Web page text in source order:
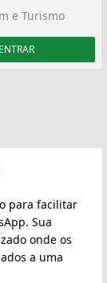
e Turismo
ENTRAR
para facilitar
Sua
onde os
a uma